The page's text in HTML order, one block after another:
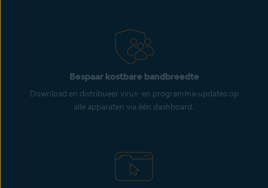
Bespaar kostbare bandbreedte
Download en distribueer virus- en programma-updates op
alle apparaten via één dashboard.